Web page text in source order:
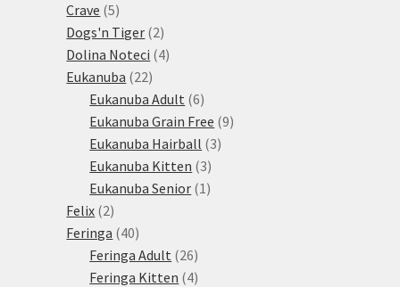
Crave 55
produktů
Dogs'n Tiger 22
produkty
Dolina Noteci 44
Eukanuba 2222
produktů
Eukanuba Adult 66
produktů
Eukanuba Grain Free 99
Eukanuba Hairball 33
Eukanuba Kitten 33
produkty
Eukanuba Senior 1 1
Felix 22
produkty
Feringa 4040
produktů
Feringa Adult 2626
produktů
Feringa Kitten 44